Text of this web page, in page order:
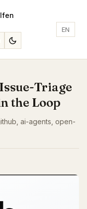
EN
Triage
the Loop
ai-agents, open-